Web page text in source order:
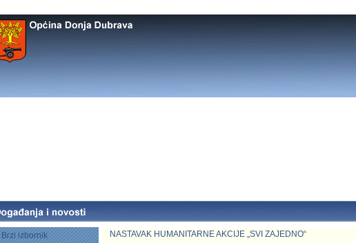
Brzi izbornik NASTAVAK HUMANITARNE AKCIJE „SVI ZAJEDNO“